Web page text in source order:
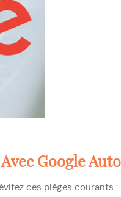
Google
ces pièges courants :